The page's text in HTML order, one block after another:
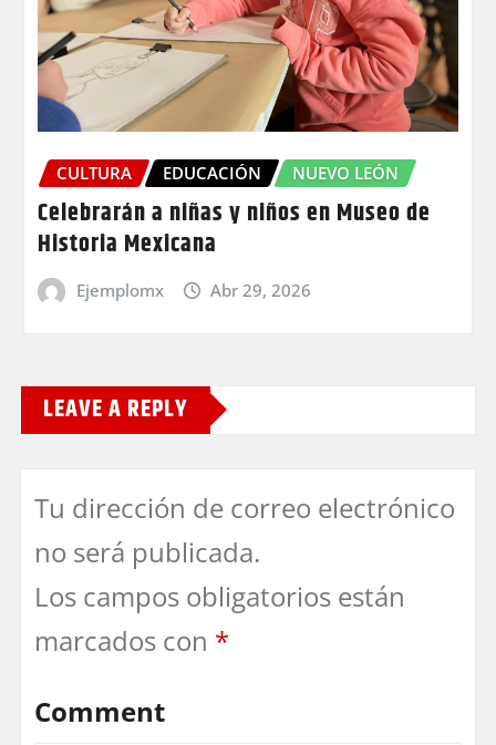
CULTURA EDUCACIÓN NUEVO LEÓN
Celebrarán a niñas y niños en Museo de
Historia Mexicana
Ejemplomx Abr 29, 2026
LEAVE A REPLY
Tu dirección de correo electrónico
no será publicada.
Los campos obligatorios están
marcados con *
Comment